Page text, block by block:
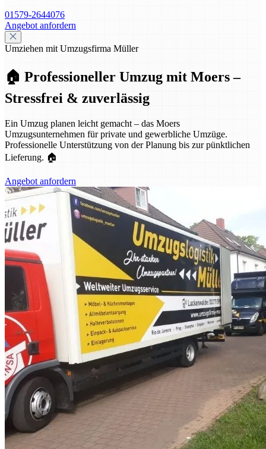
01579-2644076
Angebot anfordern
Umziehen mit Umzugsfirma Müller
🏠 Professioneller Umzug mit Moers –
Stressfrei & zuverlässig
Ein Umzug planen leicht gemacht – das Moers
Umzugsunternehmen für private und gewerbliche Umzüge.
Professionelle Unterstützung von der Planung bis zur pünktlichen
Lieferung. 🏠
Angebot anfordern